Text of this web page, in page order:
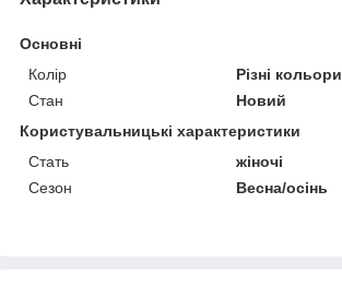
Основні
Колір
Різні кольори
Стан
Новий
Користувальницькі характеристики
Стать
жіночі
Сезон
Весна/осінь